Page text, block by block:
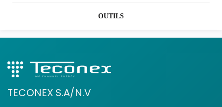
OUTILS
TECONEX S.A/N.V